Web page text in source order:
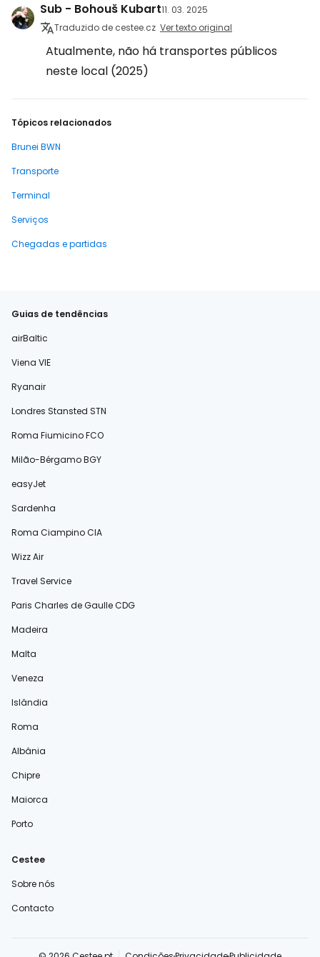
Sub - Bohouš Kubart11. 03. 2025
Traduzido de cestee.cz Ver texto original
Atualmente, não há transportes públicos
neste local (2025)
Tópicos relacionados
Brunei BWN
Transporte
Terminal
Serviços
Chegadas e partidas
Guias de tendências
airBaltic
Viena VIE
Ryanair
Londres Stansted STN
Roma Fiumicino FCO
Milão-Bérgamo BGY
easyJet
Sardenha
Roma Ciampino CIA
Wizz Air
Travel Service
Paris Charles de Gaulle CDG
Madeira
Malta
Veneza
Islândia
Roma
Albânia
Chipre
Maiorca
Porto
Cestee
Sobre nós
Contacto